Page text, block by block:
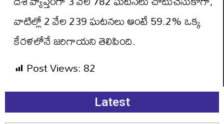
వాటిల్లో 2 వేల 239 ఘటనలు అంటే 59.2% ఒక్క
కేరళలోనే జరిగాయని తెలిపింది.
Post Views:82
Latest